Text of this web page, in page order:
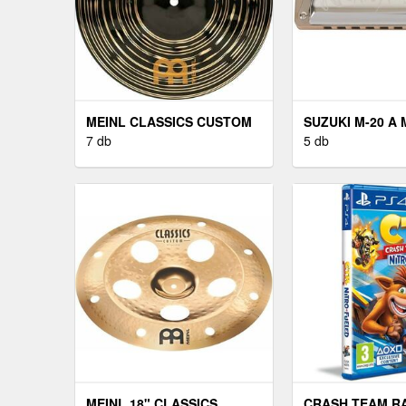
MEINL CLASSICS CUSTOM
10'' DARK SPLASH
7 db
SUZUKI M-20 A
5 db